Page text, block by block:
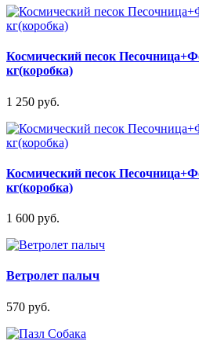
Космический песок
кг(коробка)
1 250 руб.
Космический песок
кг(коробка)
1 600 руб.
Ветролет палыч
570 руб.